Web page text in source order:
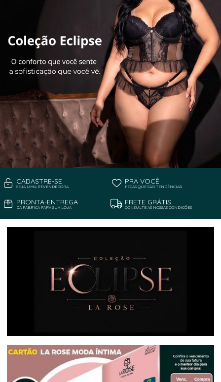
CADASTRE-SE
SEJA UMA REVENDEDORA
PRA VOCÊ
PEÇAS QUE SÃO TENDÊNCIAS!
PRONTA-ENTREGA
DA FÁBRICA PARA SUA LOJA
FRETE GRÁTIS
CONSULTE AS NOSSAS CONDIÇÕES